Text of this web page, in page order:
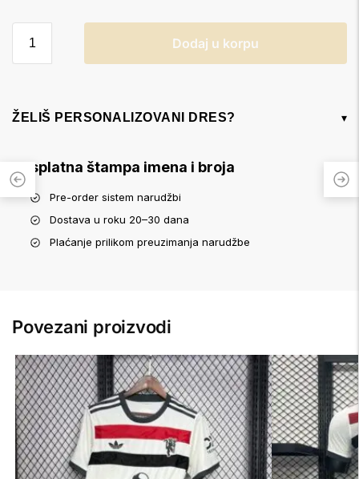
Dodaj u korpu
ŽELIŠ PERSONALIZOVANI DRES? ▾
Besplatna štampa imena i broja
Pre-order sistem narudžbi
Dostava u roku 20–30 dana
Plaćanje prilikom preuzimanja narudžbe
Povezani proizvodi